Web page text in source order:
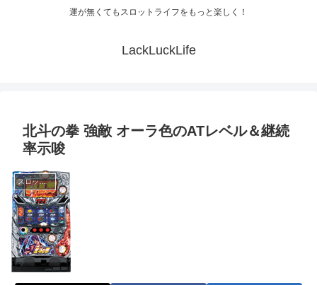
運が無くてもスロットライフをもっと楽しく！
LackLuckLife
北斗の拳 強敵 オーラ色のATレベル＆継続
率示唆
スロット解析